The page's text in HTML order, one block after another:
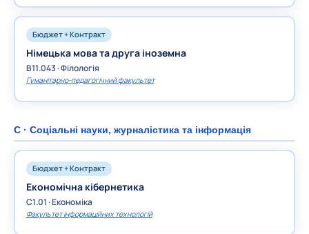
Бюджет + Контракт
Німецька мова та друга іноземна
B11.043 · Філологія
Гуманітарно-педагогічний факультет
C · Соціальні науки, журналістика та інформація
Бюджет + Контракт
Економічна кібернетика
C1.01 · Економіка
Факультет інформаційних технологій